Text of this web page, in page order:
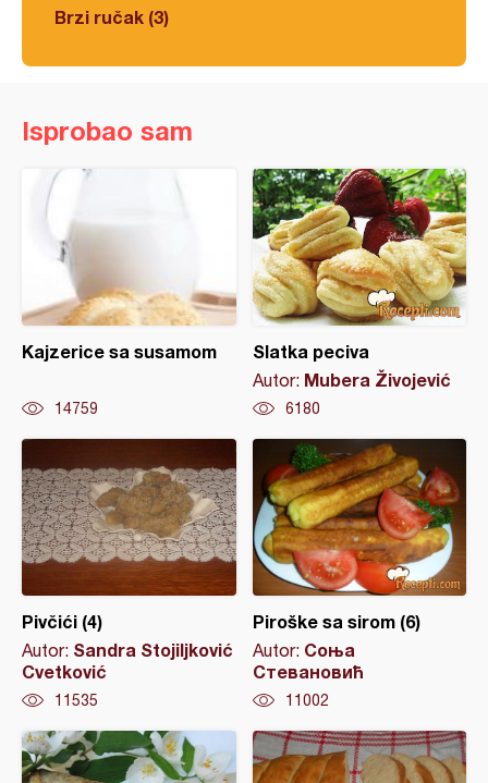
Brzi ručak (3)
Isprobao sam
Kajzerice sa susamom
14759
Slatka peciva
Autor: Mubera Živojević
6180
Pivčići (4)
Autor: Sandra Stojiljković
Cvetković
11535
Piroške sa sirom (6)
Autor: Соња
Стевановић
11002